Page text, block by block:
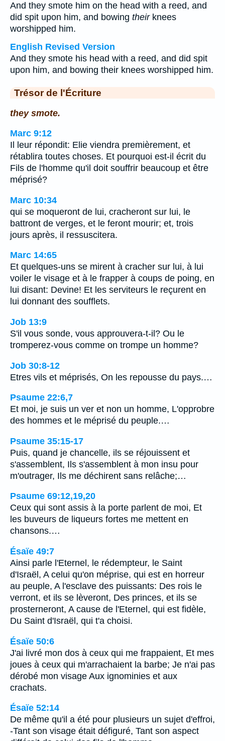
And they smote him on the head with a reed, and
did spit upon him, and bowing theirknees
worshipped him.
English Revised Version
And they smote his head with a reed, and did spit
upon him, and bowing their knees worshipped him.
Trésor de l'Écriture
they smote.
Marc 9:12
Il leur répondit: Elie viendra premièrement, et
rétablira toutes choses. Et pourquoi est-il écrit du
Fils de l'homme qu'il doit souffrir beaucoup et être
méprisé?
Marc 10:34
qui se moqueront de lui, cracheront sur lui, le
battront de verges, et le feront mourir; et, trois
jours après, il ressuscitera.
Marc 14:65
Et quelques-uns se mirent à cracher sur lui, à lui
voiler le visage et à le frapper à coups de poing, en
lui disant: Devine! Et les serviteurs le reçurent en
lui donnant des soufflets.
Job 13:9
S'il vous sonde, vous approuvera-t-il? Ou le
tromperez-vous comme on trompe un homme?
Job 30:8-12
Etres vils et méprisés, On les repousse du pays.…
Psaume 22:6,7
Et moi, je suis un ver et non un homme, L'opprobre
des hommes et le méprisé du peuple.…
Psaume 35:15-17
Puis, quand je chancelle, ils se réjouissent et
s'assemblent, Ils s'assemblent à mon insu pour
m'outrager, Ils me déchirent sans relâche;…
Psaume 69:12,19,20
Ceux qui sont assis à la porte parlent de moi, Et
les buveurs de liqueurs fortes me mettent en
chansons.…
Ésaïe 49:7
Ainsi parle l'Eternel, le rédempteur, le Saint
d'Israël, A celui qu'on méprise, qui est en horreur
au peuple, A l'esclave des puissants: Des rois le
verront, et ils se lèveront, Des princes, et ils se
prosterneront, A cause de l'Eternel, qui est fidèle,
Du Saint d'Israël, qui t'a choisi.
Ésaïe 50:6
J'ai livré mon dos à ceux qui me frappaient, Et mes
joues à ceux qui m'arrachaient la barbe; Je n'ai pas
dérobé mon visage Aux ignominies et aux
crachats.
Ésaïe 52:14
De même qu'il a été pour plusieurs un sujet d'effroi,
-Tant son visage était défiguré, Tant son aspect